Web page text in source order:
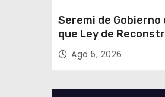
Seremi de
que Ley de
Nacional impulsará la
inversión y el empleo
Ago 5, 2026